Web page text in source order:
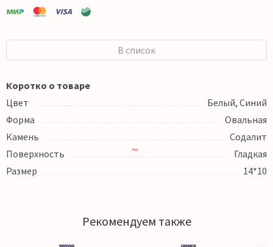
В список
Коротко о товаре
Цвет
Белый, Синий
Форма
Овальная
Камень
Содалит
Поверхность
Гладкая
Размер
14*10
Рекомендуем также